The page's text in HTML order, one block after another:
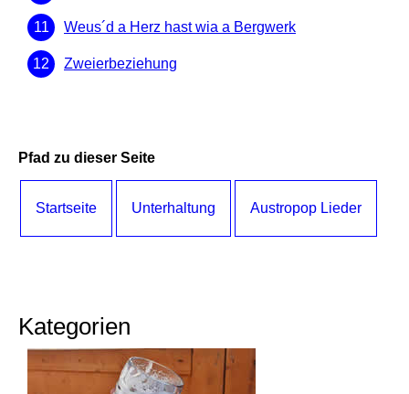
Weus´d a Herz hast wia a Bergwerk
Zweierbeziehung
Pfad zu dieser Seite
Startseite Unterhaltung Austropop Lieder
Kategorien